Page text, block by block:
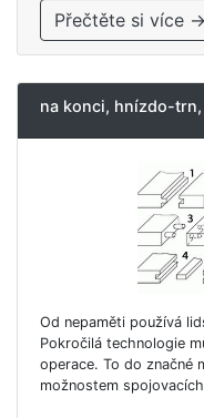
Přečtěte si více →
na konci, hnízdo-
Od nepaměti používá
Pokročilá technologie
operace. To do značné
možnostem